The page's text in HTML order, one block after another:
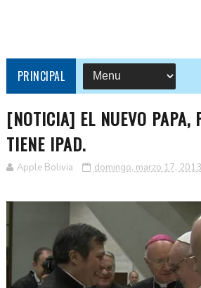
PRINCIPAL
[NOTICIA] EL NUEVO PAPA,
TIENE IPAD.
Apple Bolivia domingo, marzo 17, 2013